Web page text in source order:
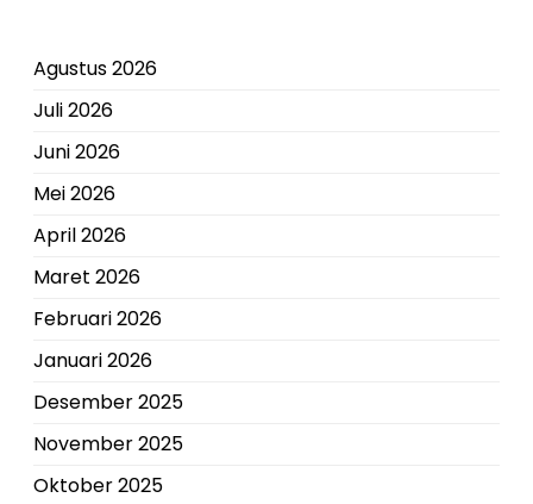
Agustus 2026
Juli 2026
Juni 2026
Mei 2026
April 2026
Maret 2026
Februari 2026
Januari 2026
Desember 2025
November 2025
Oktober 2025